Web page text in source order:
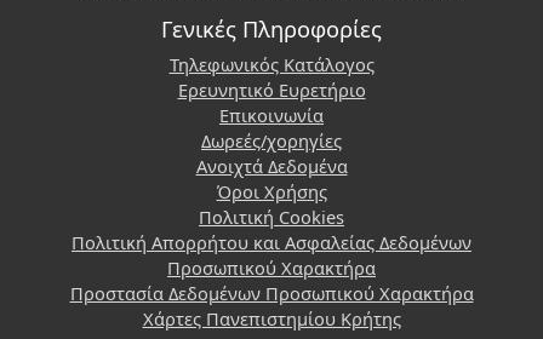
Γενικές Πληροφορίες
Τηλεφωνικός Κατάλογος
Ερευνητικό Ευρετήριο
Επικοινωνία
Δωρεές/χορηγίες
Ανοιχτά Δεδομένα
Όροι Χρήσης
Πολιτική Cookies
Πολιτική Απορρήτου και Ασφαλείας Δεδομένων
Προσωπικού Χαρακτήρα
Προστασία Δεδομένων Προσωπικού Χαρακτήρα
Χάρτες Πανεπιστημίου Κρήτης